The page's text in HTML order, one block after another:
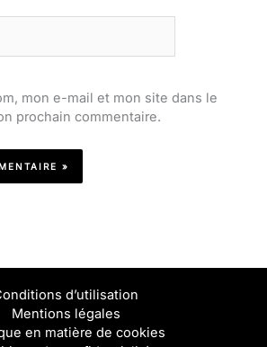
mon e-mail et mon site dans le
prochain commentaire.
d’utilisation
Mentions légales
en matière de cookies